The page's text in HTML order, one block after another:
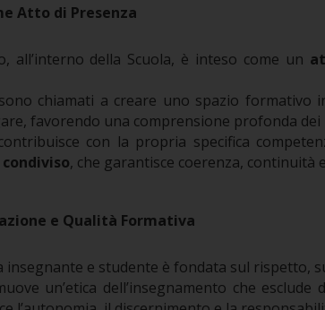
Atto di Presenza
all’interno della Scuola, è inteso come un
chiamati a creare uno spazio formativo
favorendo una comprensione profonda dei
con la propria specifica
, che garantisce coerenza,
e Qualità Formativa
insegnante e studente è fondata sul rispetto,
un’etica dell’insegnamento che